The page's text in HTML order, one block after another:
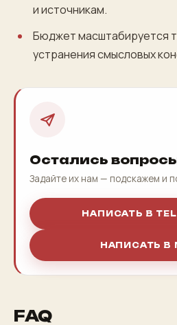
и источникам.
Бюджет масштабируется
устранения смысловых
Остались
Задайте их нам — подскажем и
НАПИСАТЬ В
НАПИСАТЬ В
FAQ